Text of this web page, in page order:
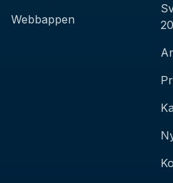
Webbappen